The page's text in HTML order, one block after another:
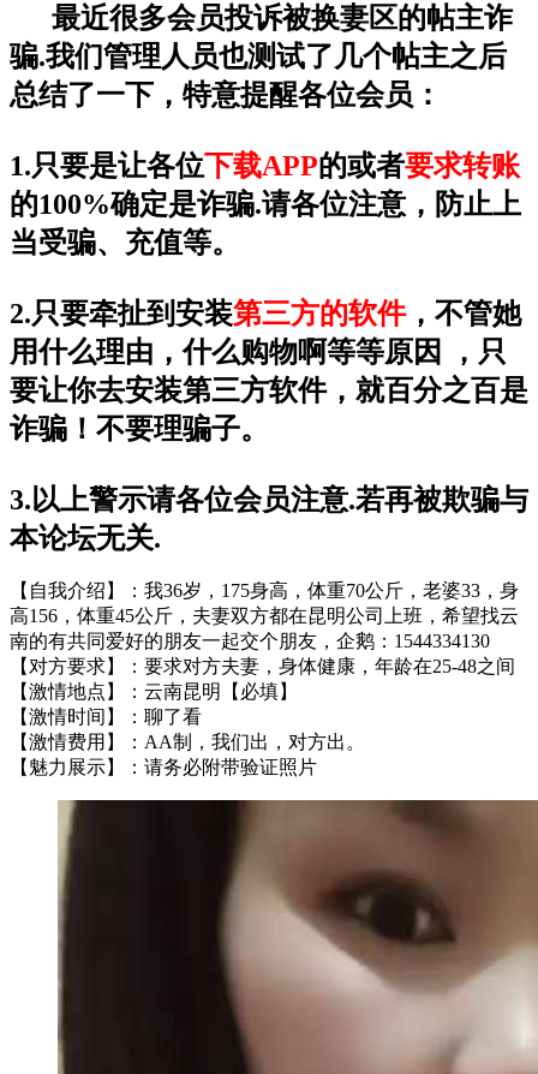
最近很多会员投诉被换妻区的帖主诈
骗.我们管理人员也测试了几个帖主之后
总结了一下，特意提醒各位会员：
1.只要是让各位下载APP的或者要求转账
的100%确定是诈骗.请各位注意，防止上
当受骗、充值等。
2.只要牵扯到安装第三方的软件，不管她
用什么理由，什么购物啊等等原因 ，只
要让你去安装第三方软件，就百分之百是
诈骗！不要理骗子。
3.以上警示请各位会员注意.若再被欺骗与
本论坛无关.
【自我介绍】：我36岁，175身高，体重70公斤，老婆33，身
高156，体重45公斤，夫妻双方都在昆明公司上班，希望找云
南的有共同爱好的朋友一起交个朋友，企鹅：1544334130
【对方要求】：要求对方夫妻，身体健康，年龄在25-48之间
【激情地点】：云南昆明【必填】
【激情时间】：聊了看
【激情费用】：AA制，我们出，对方出。
【魅力展示】：请务必附带验证照片